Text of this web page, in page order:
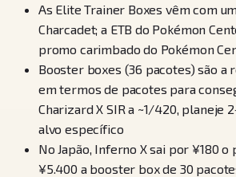
As Elite Trainer Boxes vêm com
Charcadet; a ETB do Pokémon
promo carimbado do Pokémon
Booster boxes (36 pacotes) são a
em termos de pacotes para
Charizard X SIR a ~1/420, planeje
alvo específico
No Japão, Inferno X sai por ¥180 o
¥5.400 a booster box de 30